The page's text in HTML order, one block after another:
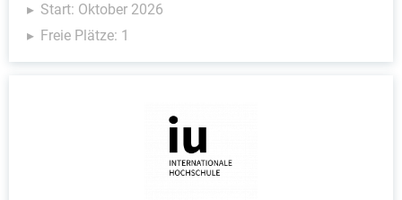
Start: Oktober 2026
Freie Plätze: 1